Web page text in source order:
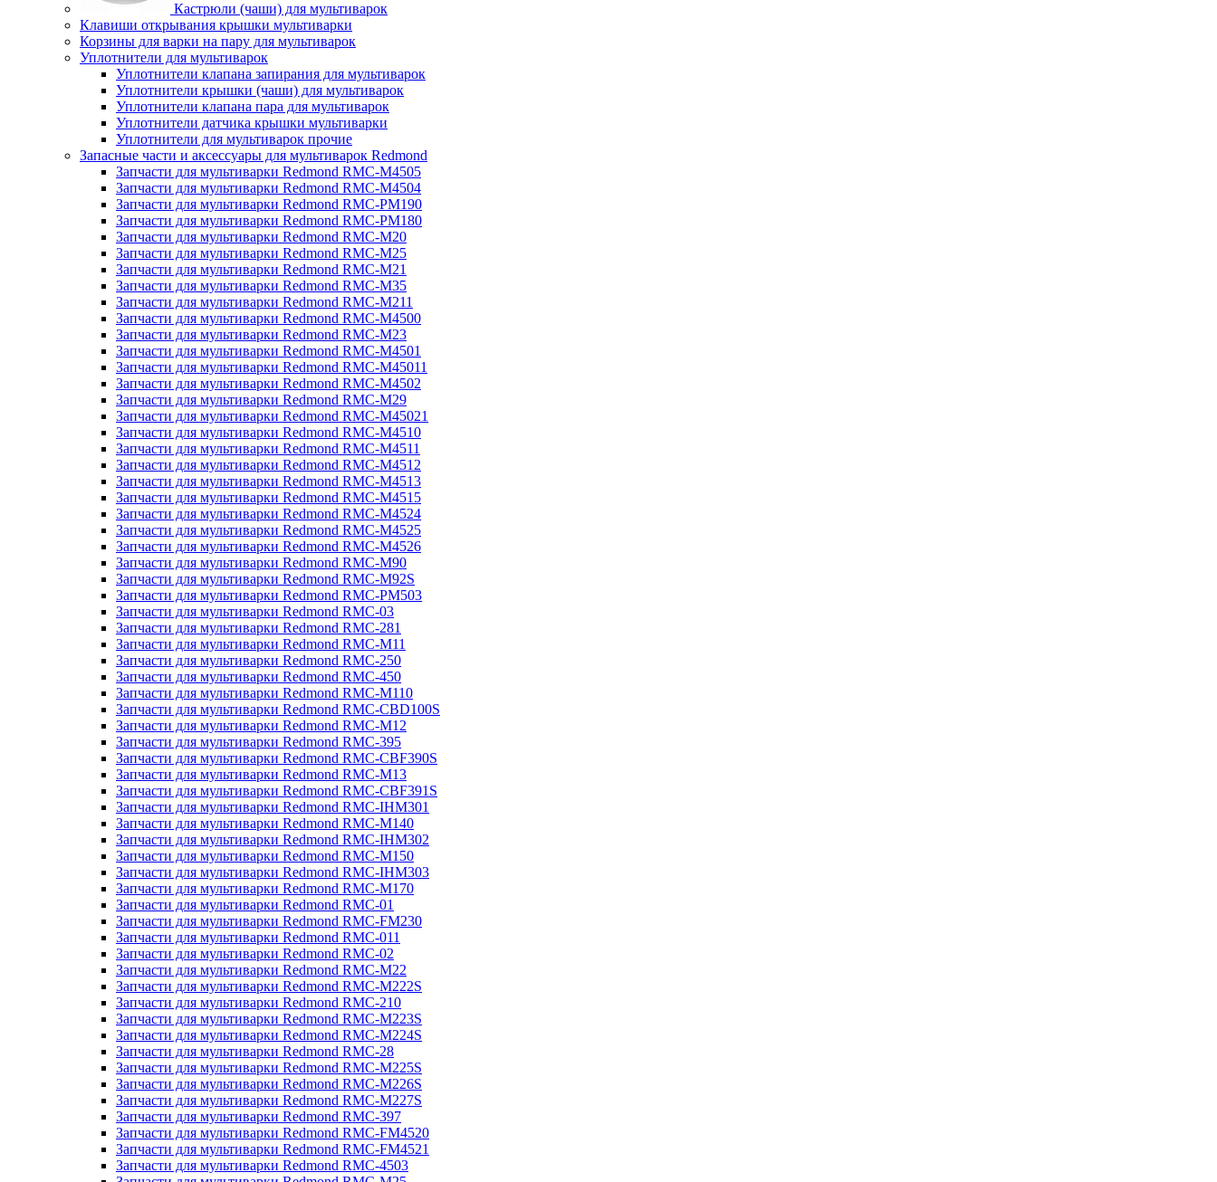
Кастрюли (чаши) для мультиварок
Клавиши открывания крышки мультиварки
Корзины для варки на пару для мультиварок
Уплотнители для мультиварок
Уплотнители клапана запирания для мультиварок
Уплотнители крышки (чаши) для мультиварок
Уплотнители клапана пара для мультиварок
Уплотнители датчика крышки мультиварки
Уплотнители для мультиварок прочие
Запасные части и аксессуары для мультиварок Redmond
Запчасти для мультиварки Redmond RMC-M4505
Запчасти для мультиварки Redmond RMC-M4504
Запчасти для мультиварки Redmond RMC-PM190
Запчасти для мультиварки Redmond RMC-PM180
Запчасти для мультиварки Redmond RMC-M20
Запчасти для мультиварки Redmond RMC-M25
Запчасти для мультиварки Redmond RMC-M21
Запчасти для мультиварки Redmond RMC-M35
Запчасти для мультиварки Redmond RMC-M211
Запчасти для мультиварки Redmond RMC-M4500
Запчасти для мультиварки Redmond RMC-M23
Запчасти для мультиварки Redmond RMC-M4501
Запчасти для мультиварки Redmond RMC-M45011
Запчасти для мультиварки Redmond RMC-M4502
Запчасти для мультиварки Redmond RMC-M29
Запчасти для мультиварки Redmond RMC-M45021
Запчасти для мультиварки Redmond RMC-M4510
Запчасти для мультиварки Redmond RMC-M4511
Запчасти для мультиварки Redmond RMC-M4512
Запчасти для мультиварки Redmond RMC-M4513
Запчасти для мультиварки Redmond RMC-M4515
Запчасти для мультиварки Redmond RMC-M4524
Запчасти для мультиварки Redmond RMC-M4525
Запчасти для мультиварки Redmond RMC-M4526
Запчасти для мультиварки Redmond RMC-M90
Запчасти для мультиварки Redmond RMC-M92S
Запчасти для мультиварки Redmond RMC-PM503
Запчасти для мультиварки Redmond RMC-03
Запчасти для мультиварки Redmond RMC-281
Запчасти для мультиварки Redmond RMC-M11
Запчасти для мультиварки Redmond RMC-250
Запчасти для мультиварки Redmond RMC-450
Запчасти для мультиварки Redmond RMC-M110
Запчасти для мультиварки Redmond RMC-CBD100S
Запчасти для мультиварки Redmond RMC-M12
Запчасти для мультиварки Redmond RMC-395
Запчасти для мультиварки Redmond RMC-CBF390S
Запчасти для мультиварки Redmond RMC-M13
Запчасти для мультиварки Redmond RMC-CBF391S
Запчасти для мультиварки Redmond RMC-IHM301
Запчасти для мультиварки Redmond RMC-M140
Запчасти для мультиварки Redmond RMC-IHM302
Запчасти для мультиварки Redmond RMC-M150
Запчасти для мультиварки Redmond RMC-IHM303
Запчасти для мультиварки Redmond RMC-M170
Запчасти для мультиварки Redmond RMC-01
Запчасти для мультиварки Redmond RMC-FM230
Запчасти для мультиварки Redmond RMC-011
Запчасти для мультиварки Redmond RMC-02
Запчасти для мультиварки Redmond RMC-M22
Запчасти для мультиварки Redmond RMC-M222S
Запчасти для мультиварки Redmond RMC-210
Запчасти для мультиварки Redmond RMC-M223S
Запчасти для мультиварки Redmond RMC-M224S
Запчасти для мультиварки Redmond RMC-28
Запчасти для мультиварки Redmond RMC-M225S
Запчасти для мультиварки Redmond RMC-M226S
Запчасти для мультиварки Redmond RMC-M227S
Запчасти для мультиварки Redmond RMC-397
Запчасти для мультиварки Redmond RMC-FM4520
Запчасти для мультиварки Redmond RMC-FM4521
Запчасти для мультиварки Redmond RMC-4503